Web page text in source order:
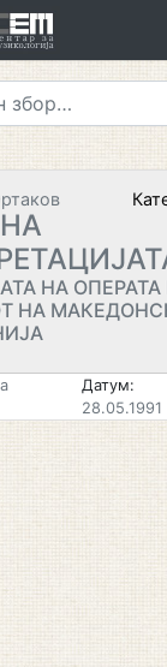
НА
НА
Датум:
28.05.1991